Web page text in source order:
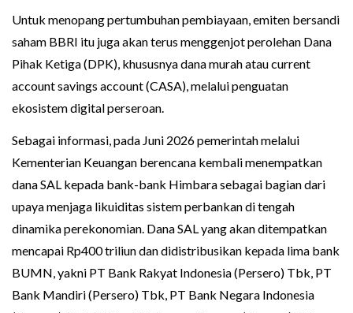
Untuk menopang pertumbuhan pembiayaan, emiten bersandi
saham BBRI itu juga akan terus menggenjot perolehan Dana
Pihak Ketiga (DPK), khususnya dana murah atau current
account savings account (CASA), melalui penguatan
ekosistem digital perseroan.
Sebagai informasi, pada Juni 2026 pemerintah melalui
Kementerian Keuangan berencana kembali menempatkan
dana SAL kepada bank-bank Himbara sebagai bagian dari
upaya menjaga likuiditas sistem perbankan di tengah
dinamika perekonomian. Dana SAL yang akan ditempatkan
mencapai Rp400 triliun dan didistribusikan kepada lima bank
BUMN, yakni PT Bank Rakyat Indonesia (Persero) Tbk, PT
Bank Mandiri (Persero) Tbk, PT Bank Negara Indonesia